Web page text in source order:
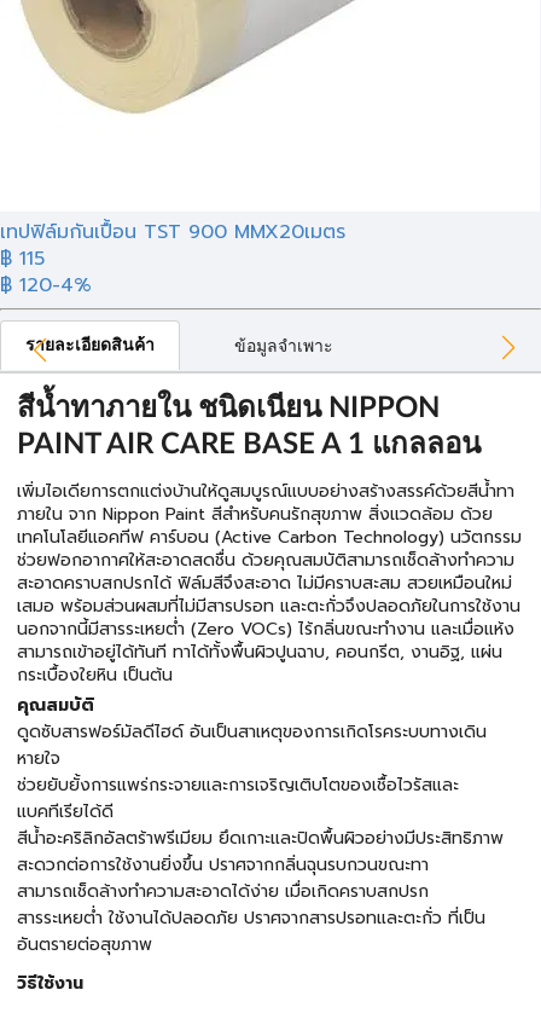
เทปฟิล์มกันเปื้อน TST 900 MMX20เมตร
฿ 115
฿ 120-4%
รายละเอียดสินค้า ข้อมูลจำเพาะ
สีน้ำทาภายใน ชนิดเนียน NIPPON
PAINT AIR CARE BASE A 1 แกลลอน
เพิ่มไอเดียการตกแต่งบ้านให้ดูสมบูรณ์แบบอย่างสร้างสรรค์ด้วยสีน้ำทา
ภายใน จาก Nippon Paint สีสำหรับคนรักสุขภาพ สิ่งแวดล้อม ด้วย
เทคโนโลยีแอคทีฟ คาร์บอน (Active Carbon Technology) นวัตกรรม
ช่วยฟอกอากาศให้สะอาดสดชื่น ด้วยคุณสมบัติสามารถเช็ดล้างทำความ
สะอาดคราบสกปรกได้ ฟิล์มสีจึงสะอาด ไม่มีคราบสะสม สวยเหมือนใหม่
เสมอ พร้อมส่วนผสมที่ไม่มีสารปรอท และตะกั่วจึงปลอดภัยในการใช้งาน
นอกจากนี้มีสารระเหยต่ำ (Zero VOCs) ไร้กลิ่นขณะทำงาน และเมื่อแห้ง
สามารถเข้าอยู่ได้ทันที ทาได้ทั้งพื้นผิวปูนฉาบ, คอนกรีต, งานอิฐ, แผ่น
กระเบื้องใยหิน เป็นต้น
คุณสมบัติ
ดูดซับสารฟอร์มัลดีไฮด์ อันเป็นสาเหตุของการเกิดโรคระบบทางเดิน
หายใจ
ช่วยยับยั้งการแพร่กระจายและการเจริญเติบโตของเชื้อไวรัสและ
แบคทีเรียได้ดี
สีน้ำอะคริลิกอัลตร้าพรีเมียม ยึดเกาะและปิดพื้นผิวอย่างมีประสิทธิภาพ
สะดวกต่อการใช้งานยิ่งขึ้น ปราศจากกลิ่นฉุนรบกวนขณะทา
สามารถเช็ดล้างทำความสะอาดได้ง่าย เมื่อเกิดคราบสกปรก
สารระเหยต่ำ ใช้งานได้ปลอดภัย ปราศจากสารปรอทและตะกั่ว ที่เป็น
อันตรายต่อสุขภาพ
วิธีใช้งาน